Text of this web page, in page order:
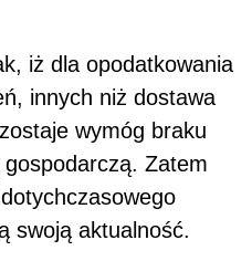
iż dla opodatkowania
innych niż dostawa
wymóg braku
gospodarczą. Zatem
swoją aktualność.